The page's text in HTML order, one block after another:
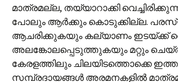
മാത്രമല്ല, തയ്യാറാക്കി
പോലും ആർക്കും കൊടുക്കില്ല.
ആചരിക്കുകയും കല്യാണം ഇടയ്ക്ക്
അലങ്കോലപ്പെടുത്തുകയും മറ്റും
കേരളത്തിലും ചിലയിടത്തൊക്കെ
സമ്പ്രദായങ്ങൾ അരമനകളിൽ